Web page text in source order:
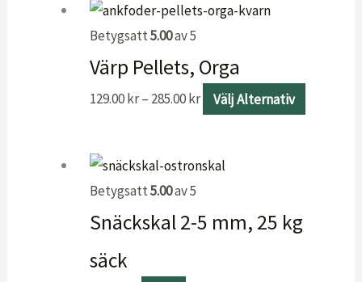
Betygsatt5.00av 5
Värp Pellets, Orga
129.00kr– 285.00kr Välj Alternativ
Betygsatt5.00av 5
Snäckskal 2-5 mm, 25 kg
säck